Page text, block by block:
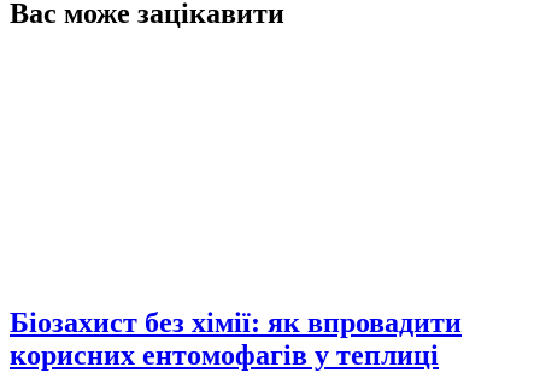
Вас може зацікавити
Біозахист без хімії: як впровадити
корисних ентомофагів у теплиці